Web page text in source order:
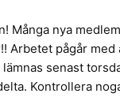
Många nya
Arbetet pågår
senast
Kontrollera